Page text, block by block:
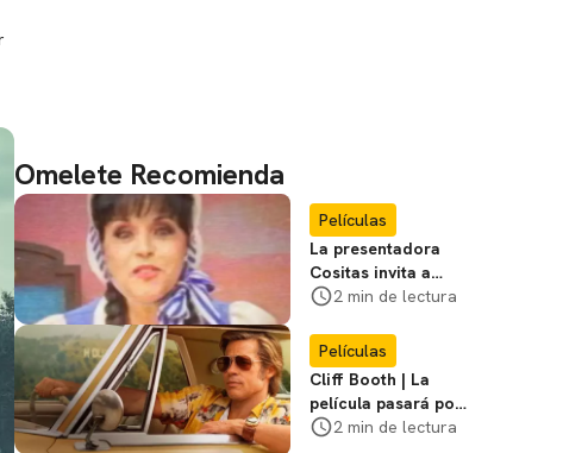
Omelete Recomienda
Películas
La presentadora
Cositas invita a
visitar el
Miasma
2 min de lectura
Películas
Cliff Booth | La
película pasará por
nuevas filmaciones
2 min de lectura